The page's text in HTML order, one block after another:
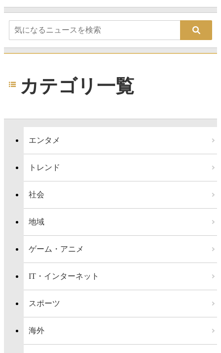
カテゴリ一覧
エンタメ
トレンド
社会
地域
ゲーム・アニメ
IT・インターネット
スポーツ
海外